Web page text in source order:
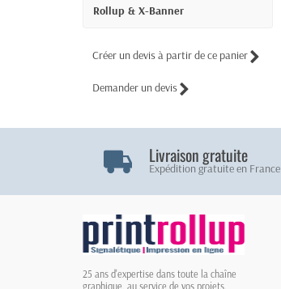
Rollup & X-Banner
Créer un devis à partir de ce panier
Demander un devis
Livraison gratuite
Expédition gratuite en France
25 ans d'expertise dans toute la chaîne
graphique, au service de vos projets.